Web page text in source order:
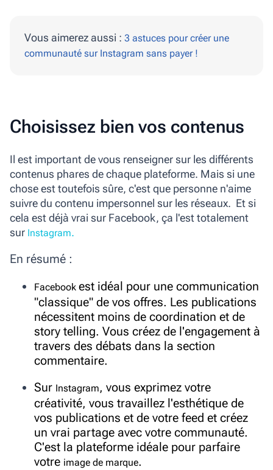
Vous aimerez aussi : 3 astuces pour créer une
communauté sur Instagram sans payer !
Choisissez bien vos contenus
Il est important de vous renseigner sur les différents
contenus phares de chaque plateforme. Mais si une
chose est toutefois sûre, c'est que personne n'aime
suivre du contenu impersonnel sur les réseaux. Et si
cela est déjà vrai sur Facebook, ça l'est totalement
sur Instagram.
En résumé :
Facebook est idéal pour une communication
"classique" de vos offres. Les publications
nécessitent moins de coordination et de
story telling. Vous créez de l'engagement à
travers des débats dans la section
commentaire.
Sur Instagram, vous exprimez votre
créativité, vous travaillez l'esthétique de
vos publications et de votre feed et créez
un vrai partage avec votre communauté.
C'est la plateforme idéale pour parfaire
votre image de marque.